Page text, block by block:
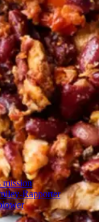
mad
mission
Rapporter